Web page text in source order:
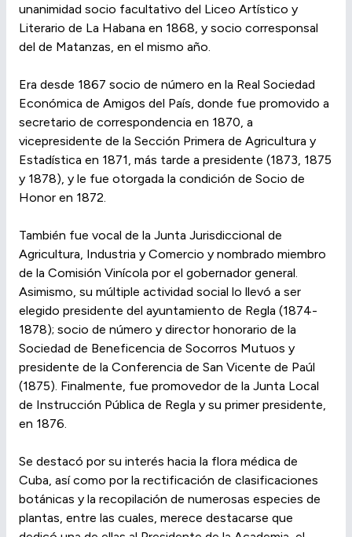
unanimidad socio facultativo del Liceo Artístico y
Literario de La Habana en 1868, y socio corresponsal
del de Matanzas, en el mismo año.
Era desde 1867 socio de número en la Real Sociedad
Económica de Amigos del País, donde fue promovido a
secretario de correspondencia en 1870, a
vicepresidente de la Sección Primera de Agricultura y
Estadística en 1871, más tarde a presidente (1873, 1875
y 1878), y le fue otorgada la condición de Socio de
Honor en 1872.
También fue vocal de la Junta Jurisdiccional de
Agricultura, Industria y Comercio y nombrado miembro
de la Comisión Vinícola por el gobernador general.
Asimismo, su múltiple actividad social lo llevó a ser
elegido presidente del ayuntamiento de Regla (1874-
1878); socio de número y director honorario de la
Sociedad de Beneficencia de Socorros Mutuos y
presidente de la Conferencia de San Vicente de Paúl
(1875). Finalmente, fue promovedor de la Junta Local
de Instrucción Pública de Regla y su primer presidente,
en 1876.
Se destacó por su interés hacia la flora médica de
Cuba, así como por la rectificación de clasificaciones
botánicas y la recopilación de numerosas especies de
plantas, entre las cuales, merece destacarse que